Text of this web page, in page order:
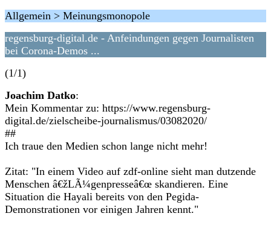
Allgemein > Meinungsmonopole
regensburg-digital.de - Anfeindungen gegen Journalisten
bei Corona-Demos ...
(1/1)
Joachim Datko:
Mein Kommentar zu: https://www.regensburg-
digital.de/zielscheibe-journalismus/03082020/
##
Ich traue den Medien schon lange nicht mehr!
Zitat: "In einem Video auf zdf-online sieht man dutzende
Menschen â€žLÃ¼genpresseâ€œ skandieren. Eine
Situation die Hayali bereits von den Pegida-
Demonstrationen vor einigen Jahren kennt."